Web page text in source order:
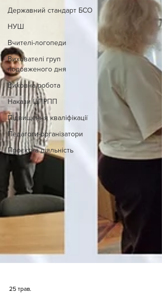
Державний стандарт БСО
НУШ
Вчителі-логопеди
Вихователі груп
подовженого дня
Виховна робота
Накази ЦПРПП
Підвищення кваліфікації
Педагоги-організатори
Проєктна діяльність